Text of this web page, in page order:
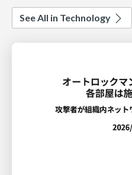
See All in Technology